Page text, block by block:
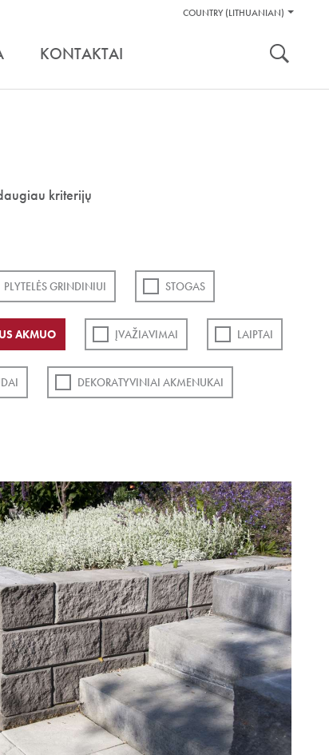
Pagalbos
COUNTRY (LITHUANIAN)
KONTAKTAI
kriterijų
PLYTELĖS GRINDINIUI STOGAS
AKMUO ĮVAŽIAVIMAI LAIPTAI
DEKORATYVINIAI AKMENUKAI